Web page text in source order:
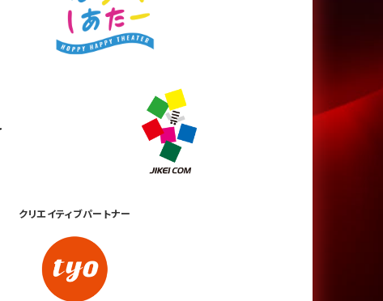
クリエイティブパートナー